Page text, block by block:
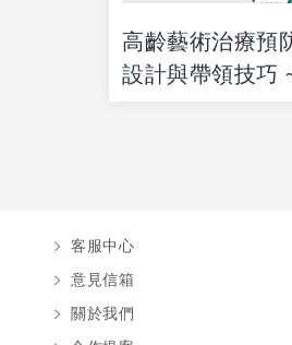
高齡藝術治療預
設計與帶領技巧
客服中心
意見信箱
關於我們